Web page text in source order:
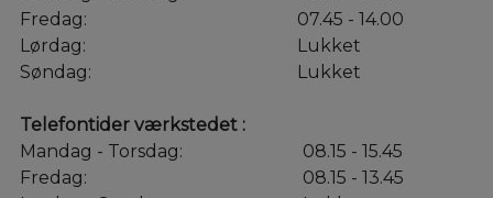
Fredag:
07.45 - 14.00
Lørdag:
Lukket
Søndag:
Lukket
Telefontider værkstedet :
Mandag - Torsdag:
08.15 - 15.45
Fredag:
08.15 - 13.45